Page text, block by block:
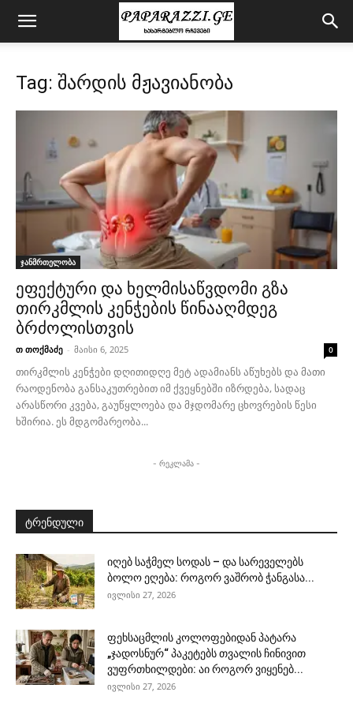
Tag: შარდის მჟავიანობა
ჯანმრთელობა
ეფექტური და ხელმისაწვდომი გზა
თირკმლის კენჭების წინააღმდეგ
ბრძოლისთვის
თ თოქმაძე - მაისი 6, 2025 0
თირკმლის კენჭები დღითიდღე მეტ ადამიანს აწუხებს და მათი
რაოდენობა განსაკუთრებით იმ ქვეყნებში იზრდება, სადაც
არასწორი კვება, გაუწყლოება და მჯდომარე ცხოვრების წესი
ხშირია. ეს მდგომარეობა...
- რეკლამა -
ტრენდული
იღებ საჭმელ სოდას – და სარეველებს
ბოლო ეღება: როგორ ვაშრობ ჭანგასა...
ივლისი 27, 2026
ფეხსაცმლის კოლოფებიდან პატარა
„ჯადოსნურ“ პაკეტებს თვალის ჩინივით
ვუფრთხილდები: აი როგორ ვიყენებ...
ივლისი 27, 2026